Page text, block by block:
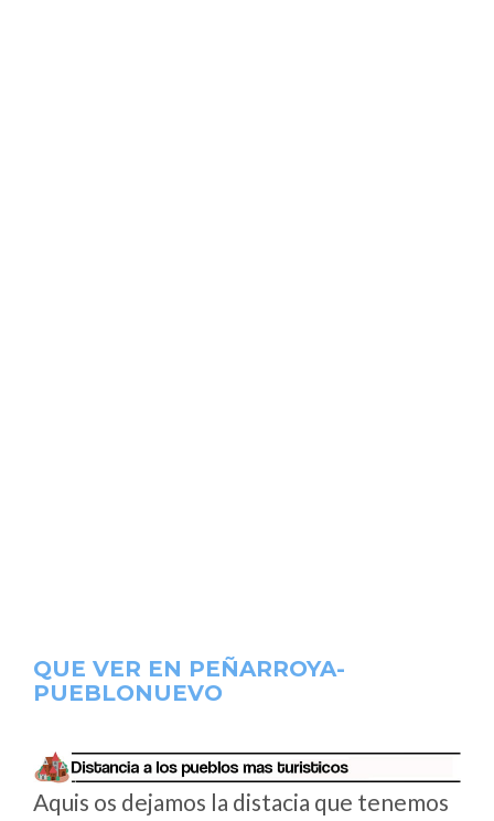
QUE VER EN PEÑARROYA-
PUEBLONUEVO
Aquis os dejamos la distacia que tenemos